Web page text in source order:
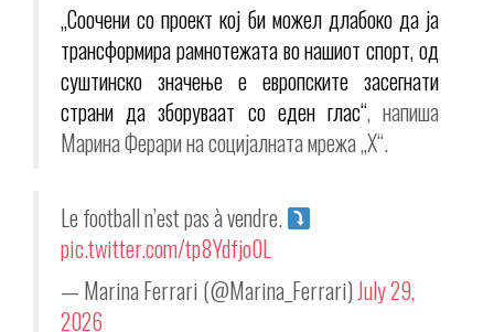
„Соочени со проект кој би можел длабоко да ја
трансформира рамнотежата во нашиот спорт, од
суштинско значење е европските засегнати
страни да зборуваат со еден глас“, напиша
Марина Ферари на социјалната мрежа „X“.
Le football n’est pas à vendre.
pic.twitter.com/tp8Ydfjo0L
— Marina Ferrari (@Marina_Ferrari) July 29,
2026